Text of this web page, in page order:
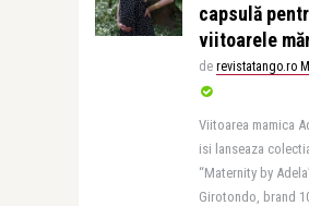
capsulă
viitoarele
de revistatango.ro
Viitoarea mamica
isi lanseaza
“Maternity by
Girotondo, brand